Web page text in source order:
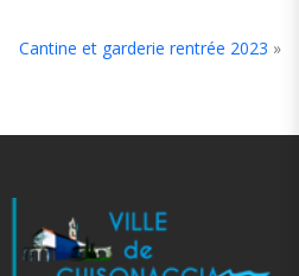
Cantine et garderie rentrée 2023 »